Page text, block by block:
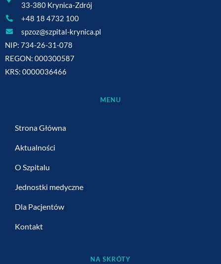
33-380 Krynica-Zdrój
+48 18 4732 100
spzoz@szpital-krynica.pl
NIP: 734-26-31-078
REGON: 000300587
KRS: 0000036466
MENU
Strona Główna
Aktualności
O Szpitalu
Jednostki medyczne
Dla Pacjentów
Kontakt
NA SKRÓTY